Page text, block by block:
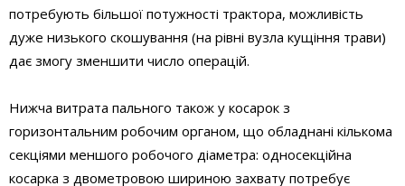
потребують більшої потужності трактора, можливість
дуже низького скошування (на рівні вузла кущіння трави)
дає змогу зменшити число операцій.
Нижча витрата пального також у косарок з
горизонтальним робочим органом, що обладнані кількома
секціями меншого робочого діаметра: односекційна
косарка з двометровою шириною захвату потребує